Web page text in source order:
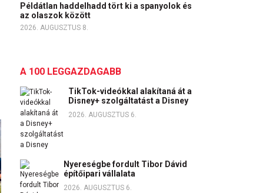
Példátlan haddelhadd tört ki a spanyolok és
az olaszok között
2026. AUGUSZTUS 8.
A 100 LEGGAZDAGABB
TikTok-videókkal alakítaná át a
Disney+ szolgáltatást a Disney
2026. AUGUSZTUS 6.
Nyereségbe fordult Tibor Dávid
építőipari vállalata
2026. AUGUSZTUS 6.